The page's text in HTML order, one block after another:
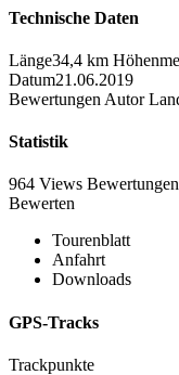
Technische Daten
Länge34,4 km
Datum21.06.2019
Bewertungen Autor
Statistik
964 Views Bewertungen
Bewerten
Tourenblatt
Anfahrt
Downloads
GPS-Tracks
Trackpunkte